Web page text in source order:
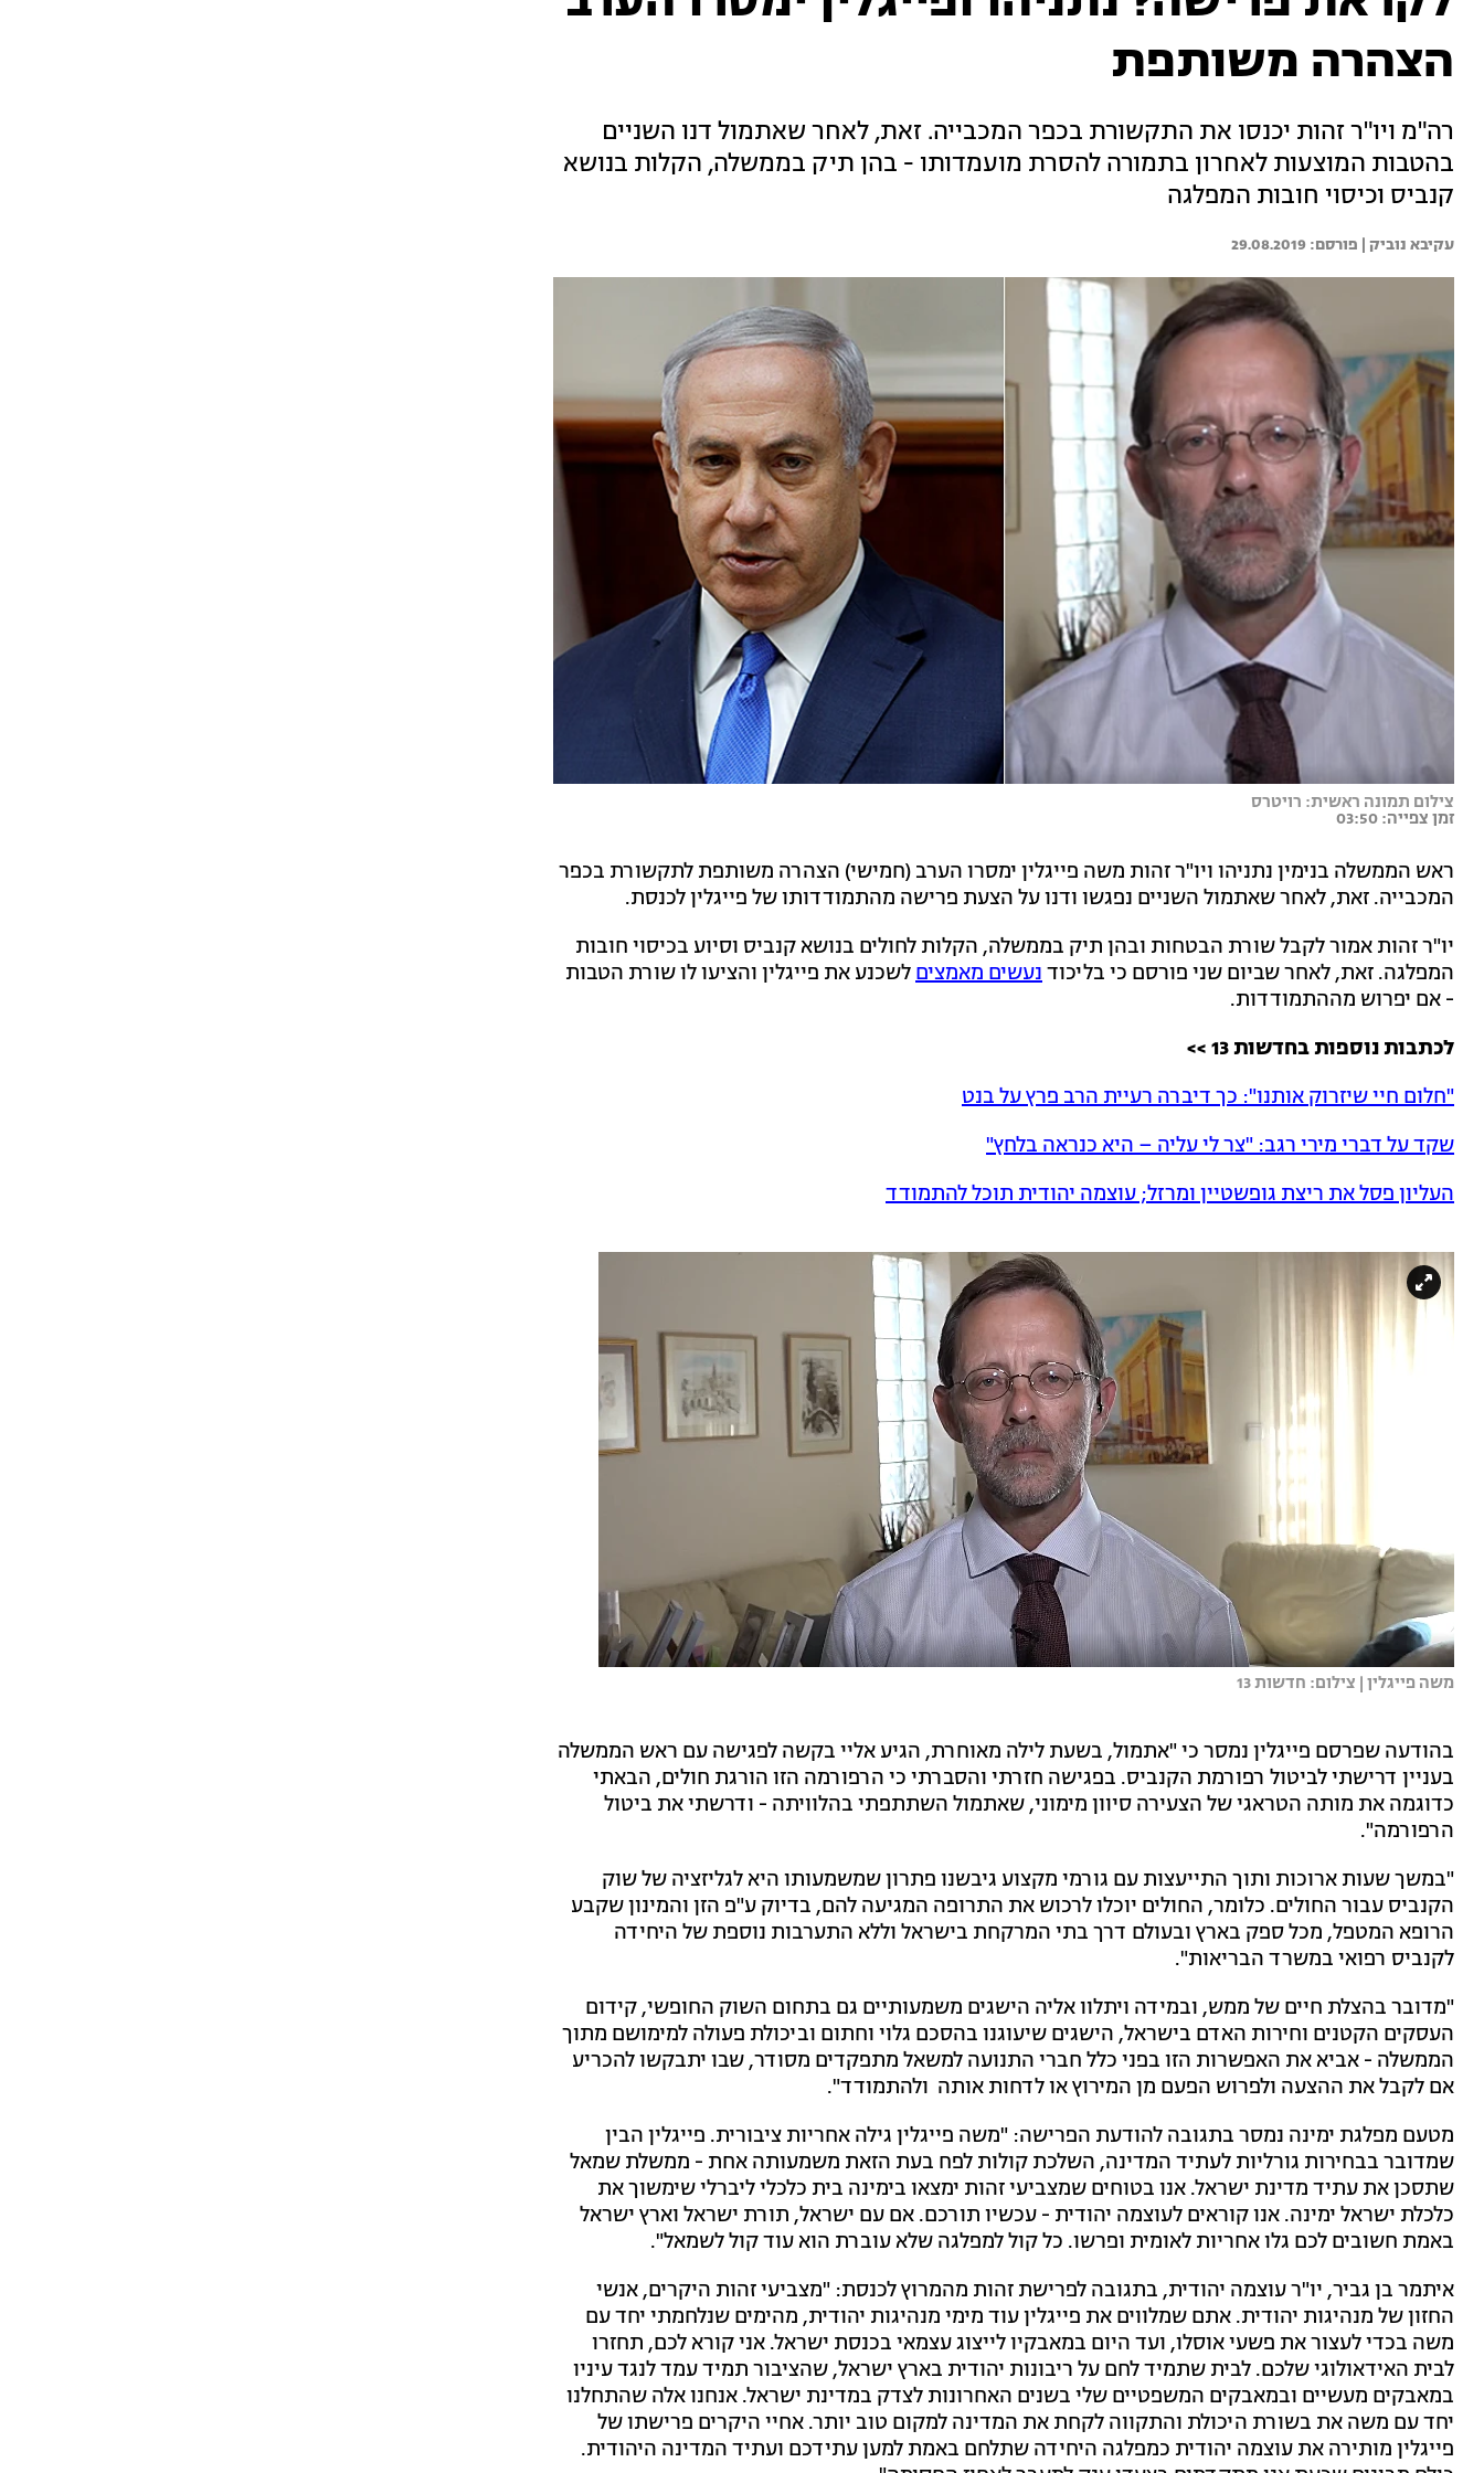
הצהרה משותפת
רה"מ ויו"ר זהות יכנסו את התקשורת בכפר המכבייה. זאת, לאחר שאתמול דנו השניים
בהטבות המוצעות לאחרון בתמורה להסרת מועמדותו - בהן תיק בממשלה, הקלות בנושא
קנביס וכיסוי חובות המפלגה
עקיבא נוביק | 29.08.2019
צילום תמונה ראשית: רויטרס
זמן צפייה: 03:50
ראש הממשלה בנימין נתניהו ויו"ר זהות משה פייגלין ימסרו הערב (חמישי) הצהרה משותפת לתקשורת בכפר
המכבייה. זאת, לאחר שאתמול השניים נפגשו ודנו על הצעת פרישה מהתמודדותו של פייגלין לכנסת.
יו"ר זהות אמור לקבל שורת הבטחות ובהן תיק בממשלה, הקלות לחולים בנושא קנביס וסיוע בכיסוי חובות
המפלגה. זאת, לאחר שביום שני פורסם כי בליכודנעשים מאמציםלשכנע את פייגלין והציעו לו שורת הטבות
- אם יפרוש מההתמודדות.
לכתבות נוספות בחדשות 13 >>
"חלום חיי שיזרוק אותנו": כך דיברה רעיית הרב פרץ על בנט
שקד על דברי מירי רגב: "צר לי עליה – היא כנראה בלחץ"
העליון פסל את ריצת גופשטיין ומרזל; עוצמה יהודית תוכל להתמודד
משה פייגלין | צילום: חדשות 13
בהודעה שפרסם פייגלין נמסר כי "אתמול, בשעת לילה מאוחרת, הגיע אליי בקשה לפגישה עם ראש הממשלה
בעניין דרישתי לביטול רפורמת הקנביס. בפגישה חזרתי והסברתי כי הרפורמה הזו הורגת חולים, הבאתי
כדוגמה את מותה הטראגי של הצעירה סיוון מימוני, שאתמול השתתפתי בהלוויתה - ודרשתי את ביטול
הרפורמה".
"במשך שעות ארוכות ותוך התייעצות עם גורמי מקצוע גיבשנו פתרון שמשמעותו היא לגליזציה של שוק
הקנביס עבור החולים. כלומר, החולים יוכלו לרכוש את התרופה המגיעה להם, בדיוק ע"פ הזן והמינון שקבע
הרופא המטפל, מכל ספק בארץ ובעולם דרך בתי המרקחת בישראל וללא התערבות נוספת של היחידה
לקנביס רפואי במשרד הבריאות".
"מדובר בהצלת חיים של ממש, ובמידה ויתלוו אליה הישגים משמעותיים גם בתחום השוק החופשי, קידום
העסקים הקטנים וחירות האדם בישראל, הישגים שיעוגנו בהסכם גלוי וחתום וביכולת פעולה למימושם מתוך
הממשלה - אביא את האפשרות הזו בפני כלל חברי התנועה למשאל מתפקדים מסודר, שבו יתבקשו להכריע
אם לקבל את ההצעה ולפרוש הפעם מן המירוץ או לדחות אותה ולהתמודד".
מטעם מפלגת ימינה נמסר בתגובה להודעת הפרישה: "משה פייגלין גילה אחריות ציבורית. פייגלין הבין
שמדובר בבחירות גורליות לעתיד המדינה, השלכת קולות לפח בעת הזאת משמעותה אחת - ממשלת שמאל
שתסכן את עתיד מדינת ישראל. אנו בטוחים שמצביעי זהות ימצאו בימינה בית כלכלי ליברלי שימשוך את
כלכלת ישראל ימינה. אנו קוראים לעוצמה יהודית - עכשיו תורכם. אם עם ישראל, תורת ישראל וארץ ישראל
באמת חשובים לכם גלו אחריות לאומית ופרשו. כל קול למפלגה שלא עוברת הוא עוד קול לשמאל".
איתמר בן גביר, יו"ר עוצמה יהודית, בתגובה לפרישת זהות מהמרוץ לכנסת: "מצביעי זהות היקרים, אנשי
החזון של מנהיגות יהודית. אתם שמלווים את פייגלין עוד מימי מנהיגות יהודית, מהימים שנלחמתי יחד עם
משה בכדי לעצור את פשעי אוסלו, ועד היום במאבקיו לייצוג עצמאי בכנסת ישראל. אני קורא לכם, תחזרו
לבית האידאולוגי שלכם. לבית שתמיד לחם על ריבונות יהודית בארץ ישראל, שהציבור תמיד עמד לנגד עיניו
במאבקים מעשיים ובמאבקים המשפטיים שלי בשנים האחרונות לצדק במדינת ישראל. אנחנו אלה שהתחלנו
יחד עם משה את בשורת היכולת והתקווה לקחת את המדינה למקום טוב יותר. אחיי היקרים פרישתו של
פייגלין מותירה את עוצמה יהודית כמפלגה היחידה שתלחם באמת למען עתידכם ועתיד המדינה היהודית.